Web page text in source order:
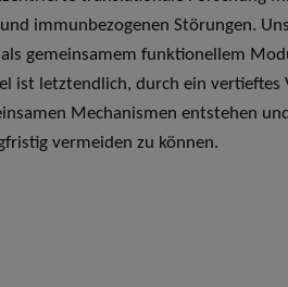
immunbezogenen Störungen.
gemeinsamem funktionellem
ist letztendlich, durch ein vertieftes
Mechanismen entstehen
vermeiden zu können.